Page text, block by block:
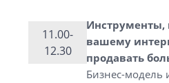
11.00-
12.30
Инструменты,
вашему
продавать
Бизнес-модель